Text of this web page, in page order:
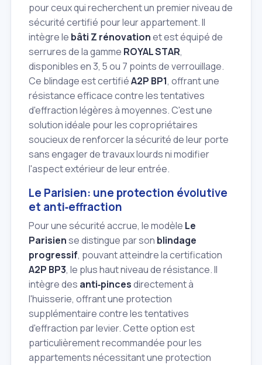
pour ceux qui recherchent un premier niveau de
sécurité certifié pour leur appartement. Il
intègre le bâti Z rénovationet est équipé de
serrures de la gamme ROYAL STAR,
disponibles en 3, 5 ou 7 points de verrouillage.
Ce blindage est certifiéA2P BP1, offrant une
résistance efficace contre les tentatives
d'effraction légères à moyennes. C'est une
solution idéale pour les copropriétaires
soucieux de renforcer la sécurité de leur porte
sans engager de travaux lourds ni modifier
l'aspect extérieur de leur entrée.
Le Parisien: une protection évolutive
et anti‑effraction
Pour une sécurité accrue, le modèle Le
Parisiense distingue par son blindage
progressif, pouvant atteindre la certification
A2P BP3, le plus haut niveau de résistance. Il
intègre des anti‑pincesdirectement à
l'huisserie, offrant une protection
supplémentaire contre les tentatives
d'effraction par levier. Cette option est
particulièrement recommandée pour les
appartements nécessitant une protection